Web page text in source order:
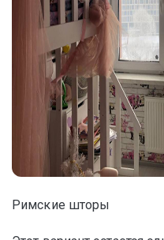
Римские шторы